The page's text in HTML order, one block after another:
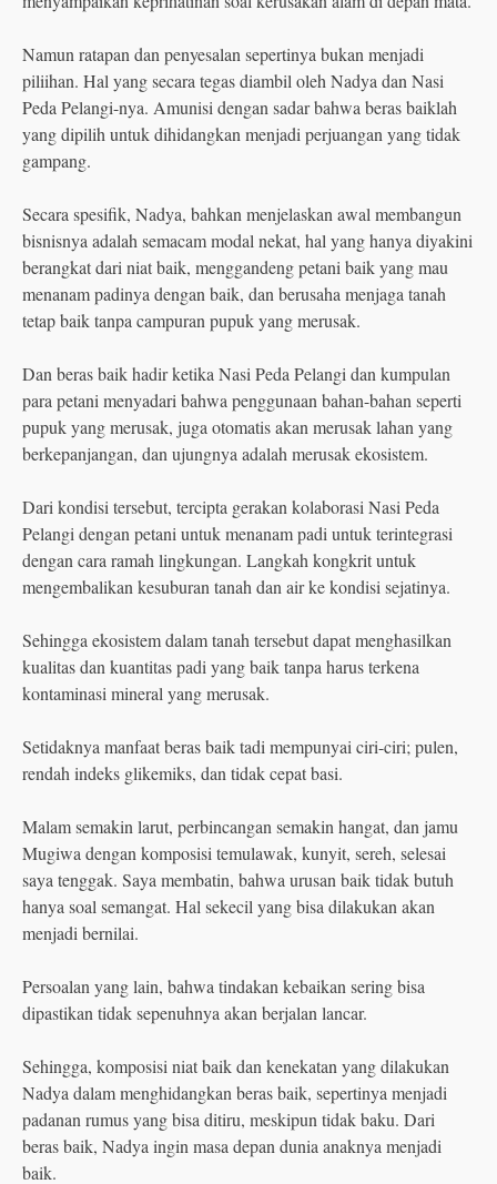
Namun ratapan dan penyesalan sepertinya bukan menjadi
piliihan. Hal yang secara tegas diambil oleh Nadya dan Nasi
Peda Pelangi-nya. Amunisi dengan sadar bahwa beras baiklah
yang dipilih untuk dihidangkan menjadi perjuangan yang tidak
gampang.
Secara spesifik, Nadya, bahkan menjelaskan awal membangun
bisnisnya adalah semacam modal nekat, hal yang hanya diyakini
berangkat dari niat baik, menggandeng petani baik yang mau
menanam padinya dengan baik, dan berusaha menjaga tanah
tetap baik tanpa campuran pupuk yang merusak.
Dan beras baik hadir ketika Nasi Peda Pelangi dan kumpulan
para petani menyadari bahwa penggunaan bahan-bahan seperti
pupuk yang merusak, juga otomatis akan merusak lahan yang
berkepanjangan, dan ujungnya adalah merusak ekosistem.
Dari kondisi tersebut, tercipta gerakan kolaborasi Nasi Peda
Pelangi dengan petani untuk menanam padi untuk terintegrasi
dengan cara ramah lingkungan. Langkah kongkrit untuk
mengembalikan kesuburan tanah dan air ke kondisi sejatinya.
Sehingga ekosistem dalam tanah tersebut dapat menghasilkan
kualitas dan kuantitas padi yang baik tanpa harus terkena
kontaminasi mineral yang merusak.
Setidaknya manfaat beras baik tadi mempunyai ciri-ciri; pulen,
rendah indeks glikemiks, dan tidak cepat basi.
Malam semakin larut, perbincangan semakin hangat, dan jamu
Mugiwa dengan komposisi temulawak, kunyit, sereh, selesai
saya tenggak. Saya membatin, bahwa urusan baik tidak butuh
hanya soal semangat. Hal sekecil yang bisa dilakukan akan
menjadi bernilai.
Persoalan yang lain, bahwa tindakan kebaikan sering bisa
dipastikan tidak sepenuhnya akan berjalan lancar.
Sehingga, komposisi niat baik dan kenekatan yang dilakukan
Nadya dalam menghidangkan beras baik, sepertinya menjadi
padanan rumus yang bisa ditiru, meskipun tidak baku. Dari
beras baik, Nadya ingin masa depan dunia anaknya menjadi
baik.